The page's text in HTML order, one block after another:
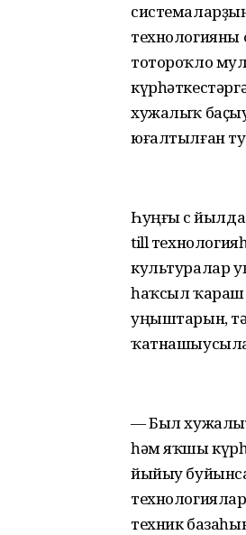
тотороҡло
хужалыҡ
юғалтылған
Һуңғы өс
till
культуралар
һаҡсыл ҡараш
уңыштарын,
— Был
һәм яҡшы
йыйыу
техник